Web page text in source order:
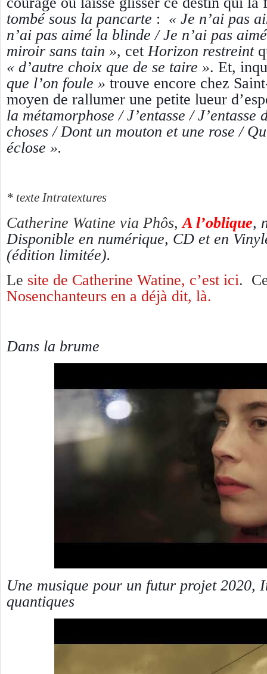
tombé sous la pancarte : « Je n’ai pas
n’ai pas aimé la blinde / Je n’ai pas
miroir sans tain », cet Horizon restreint
« d’autre choix que de se taire ». Et,
que l’on foule » trouve encore chez
moyen de rallumer une petite lueur
la métamorphose / J’entasse / J’entasse
choses / Dont un mouton et une rose /
éclose ».
* texte Intratextures
Catherine Watine via Phôs,A l’oblique,
Disponible en numérique, CD et en
(édition limitée).
Le site de Catherine Watine, c’est ici.
Nosenchanteurs en a déjà dit, là.
Dans la brume
Une musique pour un futur projet 2020,
quantiques